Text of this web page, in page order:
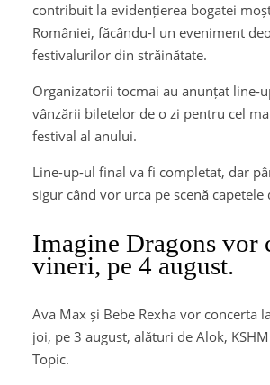
contribuit la evidențierea bogatei
României, făcându-l un eveniment
festivalurilor din străinătate.
Organizatorii tocmai au anunțat line-
vânzării biletelor de o zi pentru cel
festival al anului.
Line-up-ul final va fi completat, dar
sigur când vor urca pe scenă capetele
Imagine Dragons vor
vineri, pe 4 august.
Ava Max și Bebe Rexha vor concerta
joi, pe 3 august, alături de Alok,
Topic.